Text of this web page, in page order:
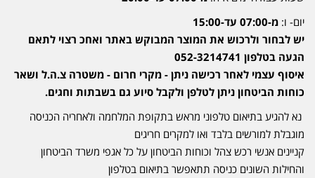
יום- ו: מ-07:00 עד-15:00
יש לבחור ולרכוש את המוצר המבוקש באתר ואחכ רצוי לתאם
הגעה בטלפון 052-3214741
איסוף עצמי לאחר רכישה ניתן - מקרי חרום - משטרה צ.ה.ל ושאר
כוחות הביטחון ניתן לטלפן ולקבל סיוע גם בשבתות וחגים.
נא להגיע בתיאום טלפוני מראש בתקופת המלחמה ולאחריה הכניסה
מוגבלת למורשים בלבד ואו למקרים חריגים
קניינים אנשי רכש צהל וכוחות הביטחון על כל אגפי משרד הביטחון
והחילות השונים כניסה תתאפשר בתיאום בטלפון